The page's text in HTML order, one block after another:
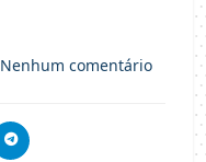
Nenhum comentário